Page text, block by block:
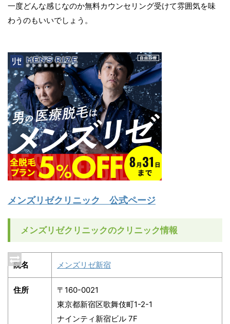
一度どんな感じなのか無料カウンセリング受けて雰囲気を味
わうのもいいでしょう。
メンズリゼクリニック 公式ページ
メンズリゼクリニックのクリニック情報
院名 メンズリゼ新宿
住所
〒160-0021
東京都新宿区歌舞伎町1-2-1
ナインティ新宿ビル 7F